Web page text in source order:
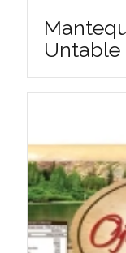
Untable